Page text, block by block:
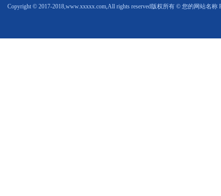
Copyright © 2017-2018,www.xxxxx.com,All rights reserved版权所有 © 您的网站名称